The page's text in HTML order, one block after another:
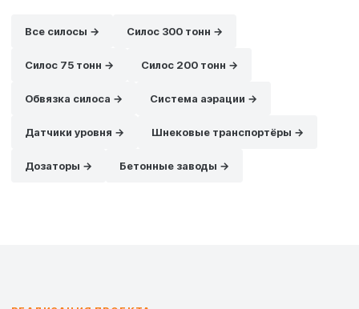
Все силосы → Силос 300 тонн →
Силос 75 тонн → Силос 200 тонн →
Обвязка силоса → Система аэрации →
Датчики уровня → Шнековые транспортёры →
Дозаторы → Бетонные заводы →